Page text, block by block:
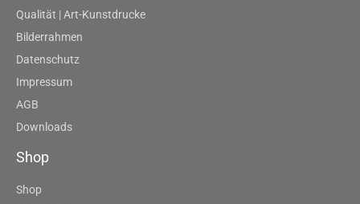
Qualität | Art-Kunstdrucke
Bilderrahmen
Datenschutz
Impressum
AGB
Downloads
Shop
Shop